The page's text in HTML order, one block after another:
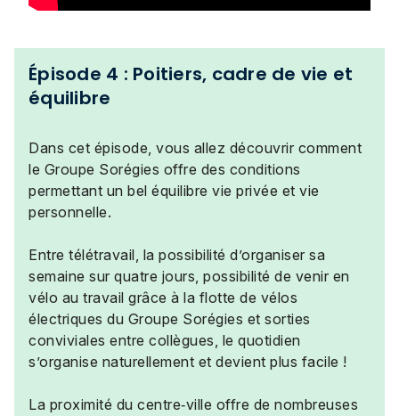
Épisode 4 : Poitiers, cadre de vie et
équilibre
Dans cet épisode, vous allez découvrir comment
le Groupe Sorégies offre des conditions
permettant un bel équilibre vie privée et vie
personnelle.
Entre télétravail, la possibilité d’organiser sa
semaine sur quatre jours, possibilité de venir en
vélo au travail grâce à la flotte de vélos
électriques du Groupe Sorégies et sorties
conviviales entre collègues, le quotidien
s’organise naturellement et devient plus facile !
La proximité du centre‑ville offre de nombreuses